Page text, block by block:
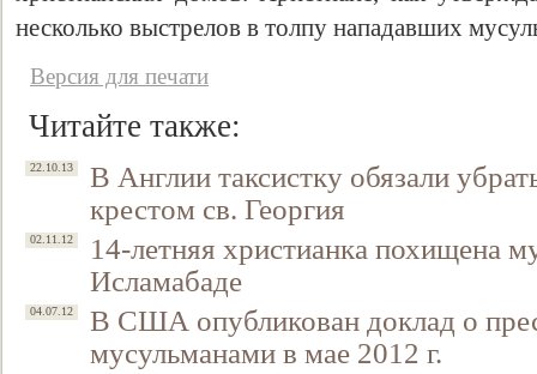
несколько выстрелов в толпу нападавших
Версия для печати
Читайте также:
22.10.13
В Англии таксистку обязали
крестом св. Георгия
02.11.12
14-летняя христианка похищена
Исламабаде
04.07.12
В США опубликован доклад о
мусульманами в мае 2012 г.